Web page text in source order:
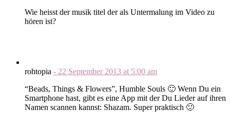
Wie heisst der musik titel der als Untermalung im Video zu
hören ist?
rohtopia - 22 September 2013 at 5:00 am
“Beads, Things & Flowers”, Humble Souls 🙂 Wenn Du ein
Smartphone hast, gibt es eine App mit der Du Lieder auf ihren
Namen scannen kannst: Shazam. Super praktisch 🙂